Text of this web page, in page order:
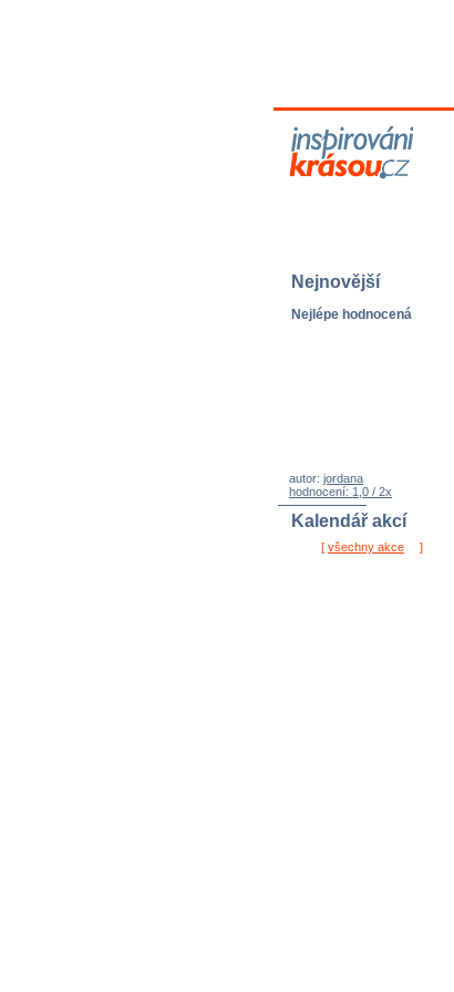
Nejnovější
autor:jordana
hodnocení: 1,0 / 2x
Kalendář akcí